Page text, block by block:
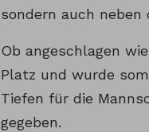
sondern auch neben
Ob angeschlagen
Platz und wurde
Tiefen für die
gegeben.